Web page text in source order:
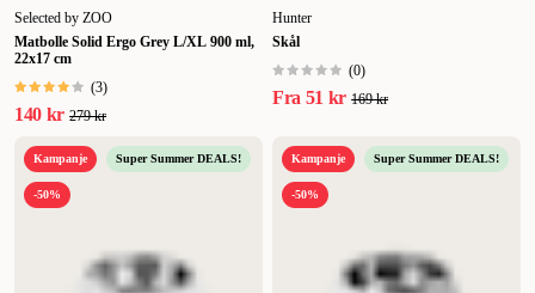
Selected by ZOO
Matbolle Solid Ergo Grey L/XL 900 ml,
22x17 cm
(3)
140 kr 279 kr
Hunter
Skål
(0)
Fra 51 kr 169 kr
Kampanje Super Summer DEALS!
-50%
Kampanje Super Summer DEALS!
-50%